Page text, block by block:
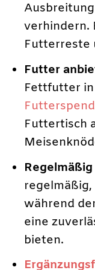
verhindern.
Futterreste
Futter
Fettfutter
Futtertisch
während
eine
bieten.